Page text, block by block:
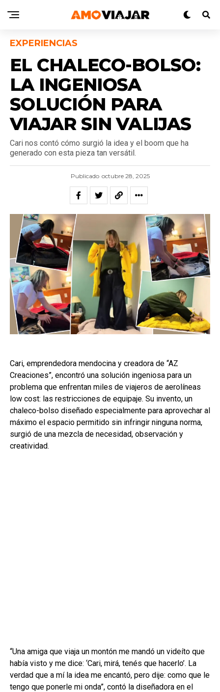
EXPERIENCIAS
EL CHALECO-BOLSO:
LA INGENIOSA
SOLUCIÓN PARA
VIAJAR SIN VALIJAS
Cari nos contó cómo surgió la idea y el boom que ha
generado con esta pieza tan versátil.
Publicado octubre 28, 2025
Cari, emprendedora mendocina y creadora de “AZ
Creaciones”, encontró una solución ingeniosa para un
problema que enfrentan miles de viajeros de aerolíneas
low cost: las restricciones de equipaje. Su invento, un
chaleco-bolso diseñado especialmente para aprovechar al
máximo el espacio permitido sin infringir ninguna norma,
surgió de una mezcla de necesidad, observación y
creatividad.
“Una amiga que viaja un montón me mandó un videíto que
había visto y me dice: ‘Cari, mirá, tenés que hacerlo’. La
verdad que a mí la idea me encantó, pero dije: como que le
tengo que ponerle mi onda”, contó la diseñadora en el